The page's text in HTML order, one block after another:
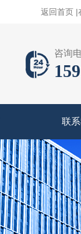
返回首页 |
咨询
联